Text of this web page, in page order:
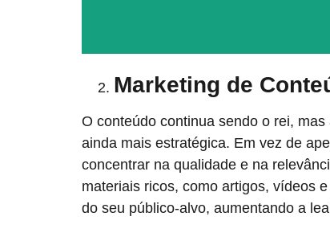
Marketing de
O conteúdo continua sendo o rei,
ainda mais estratégica. Em vez de
concentrar na qualidade e na
materiais ricos, como artigos, vídeos
do seu público-alvo, aumentando a